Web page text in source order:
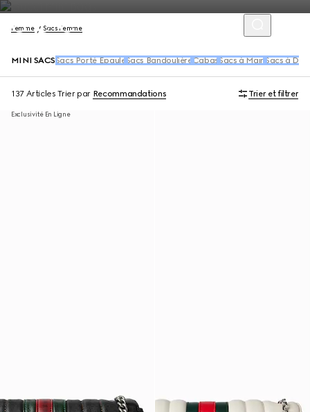
Femme Sacs Femme
MINI SACS Sacs Porté Épaule Sacs Bandoulière Cabas Sacs à Main Sacs à
137 Articles Trier par Recommandations Trier et filtrer
Exclusivité En Ligne